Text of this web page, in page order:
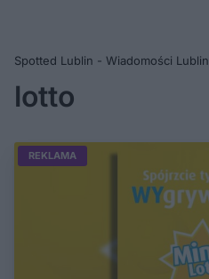
Spotted Lublin - Wiadomości Lublin
lotto
REKLAMA